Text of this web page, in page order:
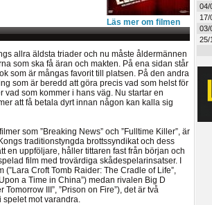
Läs mer om filmen
allra äldsta triader och nu måste åldermännen
som ska få äran och makten. På ena sidan står
som är mångas favorit till platsen. På den andra
som är beredd att göra precis vad som helst för
vad som kommer i hans väg. Nu startar en
att få betala dyrt innan någon kan kalla sig
som ”Breaking News” och ”Fulltime Killer”, är
traditionstyngda brottssyndikat och dess
en uppföljare, håller tittaren fast från början och
film med trovärdiga skådespelarinsatser. I
Croft Tomb Raider: The Cradle of Life”,
a Time in China”) medan rivalen Big D
III”, ”Prison on Fire”), det är två
mot varandra.